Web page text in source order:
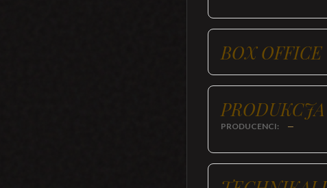
BOX OFFICE
PRODUKCJA
PRODUCENCI: —